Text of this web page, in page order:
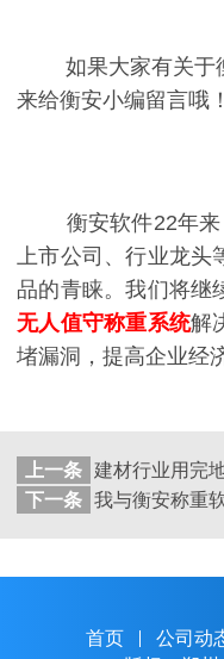
如果大家有关于衡
来给衡安小编留言哦！
衡安软件22年来，
上市公司、行业龙头
品的青睐。我们将继
无人值守称重系统解
堵漏洞，提高企业经
上一条
下一条 我与衡安称重
首页 公司动